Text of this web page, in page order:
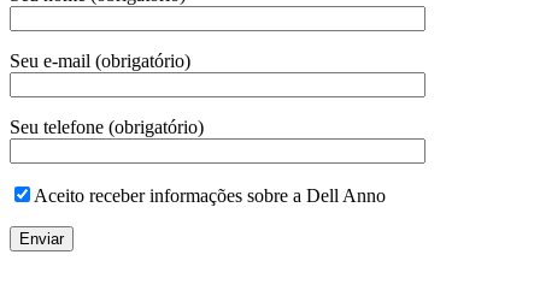
Seu e-mail (obrigatório)
Seu telefone (obrigatório)
Aceito receber informações sobre a Dell Anno